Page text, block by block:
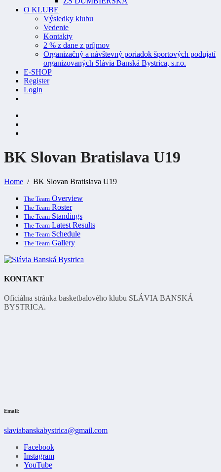
O KLUBE
Výsledky klubu
Vedenie
Kontakty
2 % z dane z príjmov
Organizačný a návštevný poriadok športových podujatí
organizovaných Slávia Banská Bystrica, s.r.o.
E-SHOP
Register
Login
BK Slovan Bratislava U19
Home BK Slovan Bratislava U19
The Team Overview
The Team Roster
The Team Standings
The Team Latest Results
The Team Schedule
The Team Gallery
KONTAKT
Oficiálna stránka basketbalového klubu SLÁVIA BANSKÁ
BYSTRICA.
Email:
slaviabanskabystrica@gmail.com
Facebook
Instagram
YouTube